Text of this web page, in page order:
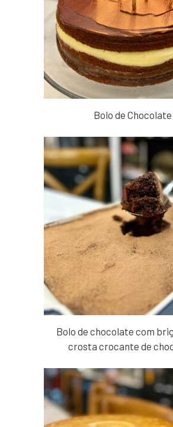
Bolo de Chocolate
Bolo de chocolate com
crosta crocante de